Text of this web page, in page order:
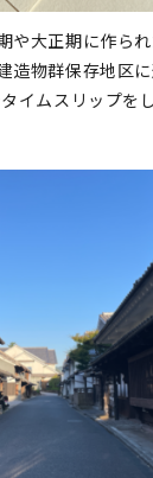
や大正期に作ら
造物群保存地区
イムスリップを